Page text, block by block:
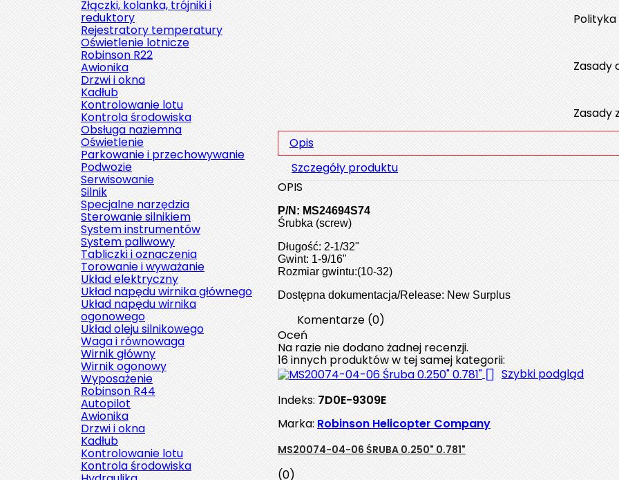
Złączki, kolanka, trójniki i
reduktory
Rejestratory temperatury
Oświetlenie lotnicze
Robinson R22
Awionika
Drzwi i okna
Kadłub
Kontrolowanie lotu
Kontrola środowiska
Obsługa naziemna
Oświetlenie
Parkowanie i przechowywanie
Podwozie
Serwisowanie
Silnik
Specjalne narzędzia
Sterowanie silnikiem
System instrumentów
System paliwowy
Tabliczki i oznaczenia
Torowanie i wyważanie
Układ elektryczny
Układ napędu wirnika głównego
Układ napędu wirnika
ogonowego
Układ oleju silnikowego
Waga i równowaga
Wirnik główny
Wirnik ogonowy
Wyposażenie
Robinson R44
Autopilot
Awionika
Drzwi i okna
Kadłub
Kontrolowanie lotu
Kontrola środowiska
Zasady
Zasady
Opis
Szczegóły produktu
OPIS
P/N: MS24694S74
Śrubka (screw)
Długość: 2-1/32"
Gwint: 1-9/16"
Rozmiar gwintu:(10-32)
Dostępna dokumentacja/Release: New Surplus
Komentarze (0)
Oceń
Na razie nie dodano żadnej recenzji.
16 innych produktów w tej samej kategorii:
 Szybki podgląd
Indeks: 7D0E-9309E
Marka: Robinson Helicopter Company
MS20074-04-06 ŚRUBA 0.250" 0.781"
(0)